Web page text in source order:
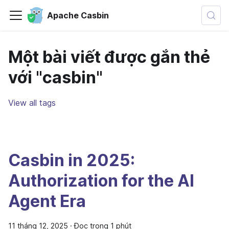
Apache Casbin
Một bài viết được gắn thẻ
với "casbin"
View all tags
Casbin in 2025:
Authorization for the AI
Agent Era
11 tháng 12, 2025 ·Đọc trong 1 phút